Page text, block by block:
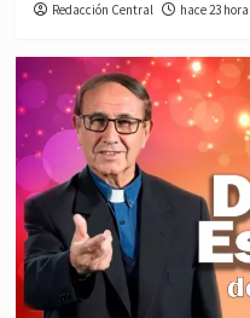
Redacción Central hace 23